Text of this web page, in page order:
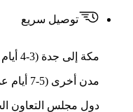
توصيل سريع
مكة إلى جدة (3-4 أيام عمل)
مدن أخرى (5-7 أيام عمل)
دول مجلس التعاون الخليجي (8-